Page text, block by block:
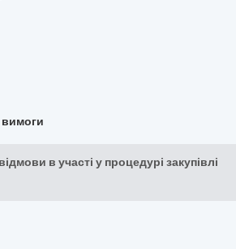
вимоги
в участі у процедурі закупівлі